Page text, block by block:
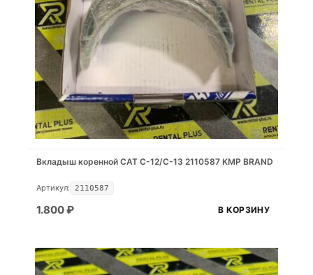
Вкладыш коренной CAT C-12/C-13 2110587 KMP BRAND
Артикул: 2110587
1.800₽ В КОРЗИНУ